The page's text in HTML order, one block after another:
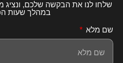
שלחו לנו את הבקשה שלכם, ונציג
במהלך שעות
שם מלא